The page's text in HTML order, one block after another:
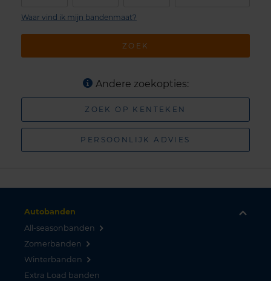
ZOEK
Waar vind ik mijn bandenmaat?
Andere zoekopties:
ZOEK OP KENTEKEN
PERSOONLIJK ADVIES
Autobanden
All-seasonbanden
Zomerbanden
Winterbanden
Extra Load banden